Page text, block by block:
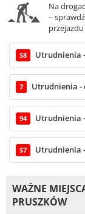
Na
–
S8 Utrudnienia
7 Utrudnienia -
94 Utrudnienia
S7 Utrudnienia
WAŻNE
PRUSZKÓW